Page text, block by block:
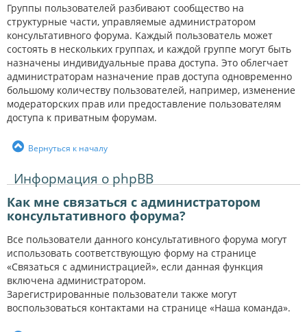
Группы пользователей разбивают сообщество на
структурные части, управляемые администратором
консультативного форума. Каждый пользователь может
состоять в нескольких группах, и каждой группе могут быть
назначены индивидуальные права доступа. Это облегчает
администраторам назначение прав доступа одновременно
большому количеству пользователей, например, изменение
модераторских прав или предоставление пользователям
доступа к приватным форумам.
Вернуться к началу
Информация о phpBB
Как мне связаться с администратором
консультативного форума?
Все пользователи данного консультативного форума могут
использовать соответствующую форму на странице
«Связаться с администрацией», если данная функция
включена администратором.
Зарегистрированные пользователи также могут
воспользоваться контактами на странице «Наша команда».